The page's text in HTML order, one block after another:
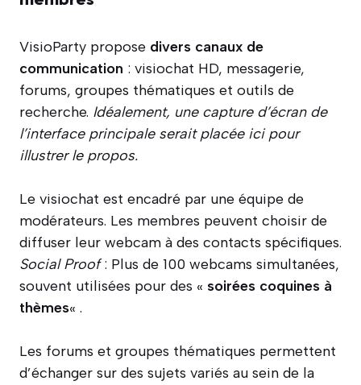
VisioParty propose divers canaux de
communication : visiochat HD, messagerie,
forums, groupes thématiques et outils de
recherche. Idéalement, une capture d’écran de
l’interface principale serait placée ici pour
illustrer le propos.
Le visiochat est encadré par une équipe de
modérateurs. Les membres peuvent choisir de
diffuser leur webcam à des contacts spécifiques.
Social Proof: Plus de 100 webcams simultanées,
souvent utilisées pour des « soirées coquines à
thèmes« .
Les forums et groupes thématiques permettent
d’échanger sur des sujets variés au sein de la